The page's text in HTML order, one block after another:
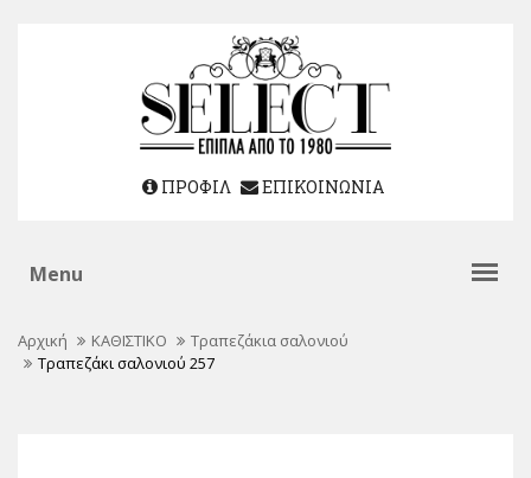
ΠΡΟΦΙΛ ΕΠΙΚΟΙΝΩΝΙΑ
Αρχική ΚΑΘΙΣΤΙΚΟ
Τραπεζάκια σαλονιού
Τραπεζάκι σαλονιού 257